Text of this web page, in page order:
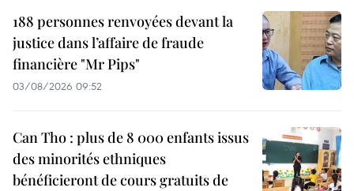
188 personnes renvoyées devant la
justice dans l’affaire de fraude
financière "Mr Pips"
03/08/2026 09:52
Can Tho : plus de 8 000 enfants issus
des minorités ethniques
bénéficieront de cours gratuits de